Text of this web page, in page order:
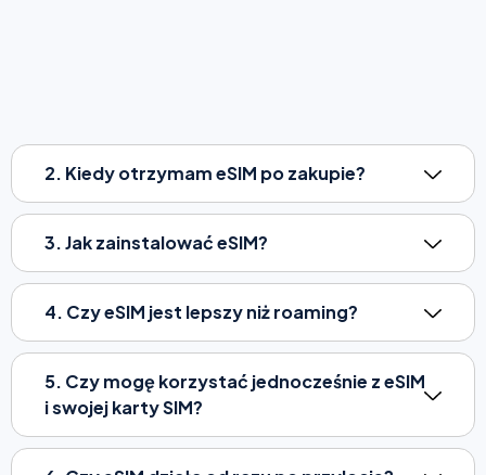
2. Kiedy otrzymam eSIM po zakupie?
3. Jak zainstalować eSIM?
4. Czy eSIM jest lepszy niż roaming?
5. Czy mogę korzystać jednocześnie z eSIM
i swojej karty SIM?